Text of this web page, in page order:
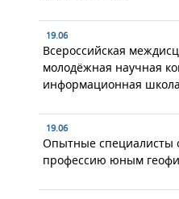
19.06
Всероссийская
молодёжная научная
информационная
19.06
Опытные специалисты
профессию юным